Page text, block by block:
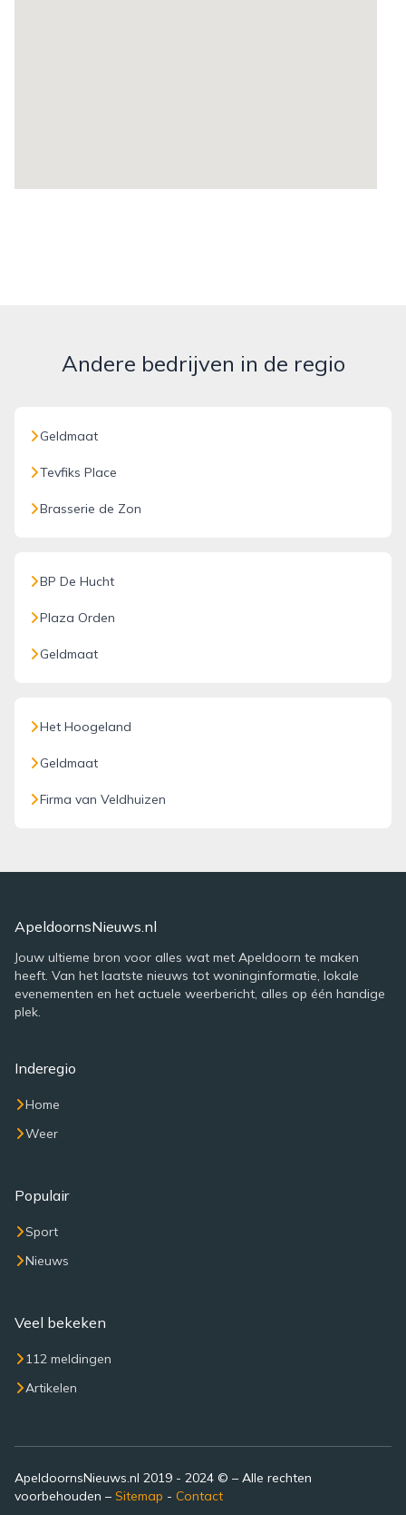
Andere bedrijven in de regio
Geldmaat
Tevfiks Place
Brasserie de Zon
BP De Hucht
Plaza Orden
Geldmaat
Het Hoogeland
Geldmaat
Firma van Veldhuizen
ApeldoornsNieuws.nl
Jouw ultieme bron voor alles wat met Apeldoorn te maken
heeft. Van het laatste nieuws tot woninginformatie, lokale
evenementen en het actuele weerbericht, alles op één handige
plek.
Inderegio
Home
Weer
Populair
Sport
Nieuws
Veel bekeken
112 meldingen
Artikelen
ApeldoornsNieuws.nl 2019 - 2024 © – Alle rechten
voorbehouden – Sitemap - Contact